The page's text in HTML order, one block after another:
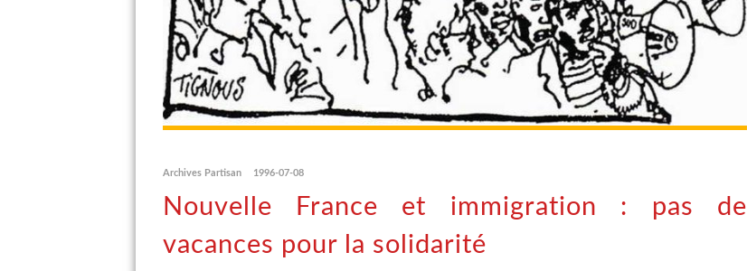
Archives Partisan 1996-07-08
Nouvelle France et immigration : pas de
vacances pour la solidarité